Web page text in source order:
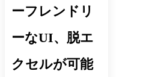
ーフレンドリ
ーなUI、脱エ
クセルが可能